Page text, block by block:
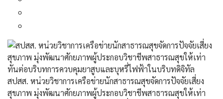
สปสส. หน่วยวิชาการเครือข่ายนักสาธารณสุขจัดการปัจจัยเสี่ยง
สุขภาพ มุ่งพัฒนาศักยภาพผู้ประกอบวิชาชีพสาธารณสุขให้เท่า